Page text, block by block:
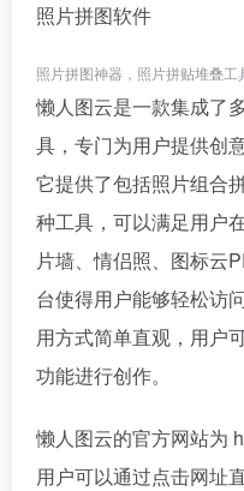
照片拼图软件
照片拼图神器，照片拼贴堆叠工
懒人图云是一款集成了
具，专门为用户提供创
它提供了包括照片组合
种工具，可以满足用户
片墙、情侣照、图标云
台使得用户能够轻松访
用方式简单直观，用户
功能进行创作。
懒人图云的官方网站为
用户可以通过点击网址